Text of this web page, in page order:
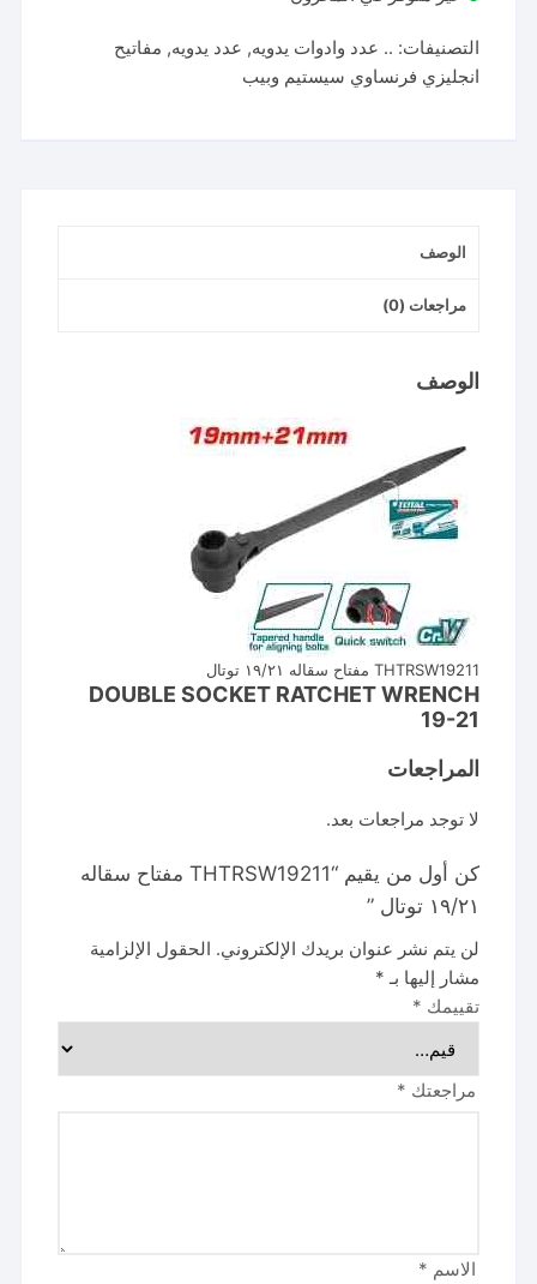
التصنيفات: .. عدد وادوات يدويه, عدد يدويه, مفاتيح
انجليزي فرنساوي سيستيم وبيب
الوصف
مراجعات (0)
الوصف
THTRSW19211 مفتاح سقاله ١٩/٢١ توتال
DOUBLE SOCKET RATCHET WRENCH
19-21
المراجعات
لا توجد مراجعات بعد.
كن أول من يقيم “THTRSW19211 مفتاح سقاله
١٩/٢١ توتال ”
لن يتم نشر عنوان بريدك الإلكتروني. الحقول الإلزامية
مشار إليها بـ *
تقييمك *
مراجعتك *
الاسم *